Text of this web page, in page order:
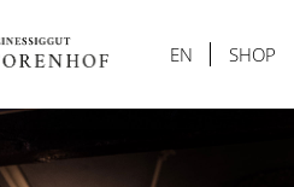
EN SHOP